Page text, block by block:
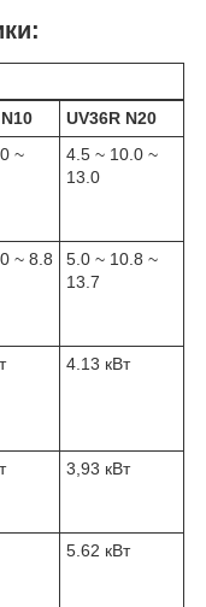
UV36R N20
~
4.5 ~ 10.0 ~
13.0
~ 8.8
5.0 ~ 10.8 ~
13.7
4.13 кВт
3,93 кВт
5.62 кВт